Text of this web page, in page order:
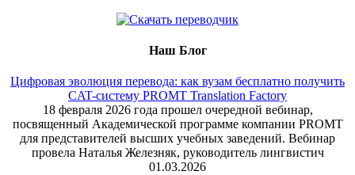
Наш Блог
Цифровая эволюция перевода: как вузам бесплатно получить
CAT-систему PROMT Translation Factory
18 февраля 2026 года прошел очередной вебинар,
посвященный Академической программе компании PROMT
для представителей высших учебных заведений. Вебинар
провела Наталья Железняк, руководитель лингвистич
01.03.2026